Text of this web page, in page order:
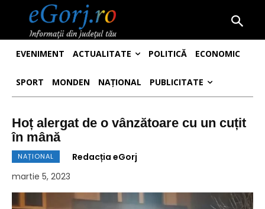
EVENIMENT ACTUALITATE POLITICĂ ECONOMIC
SPORT MONDEN NAȚIONAL PUBLICITATE
Hoț alergat de o vânzătoare cu un cuțit
în mână
NAȚIONAL
Redacția eGorj
martie 5, 2023